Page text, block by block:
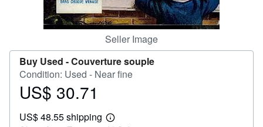
Seller Image
Buy Used -Couverture souple
Condition: Used - Near fine
Price
30.71
US$ 30.71
US$ 48.55 shipping
Learn